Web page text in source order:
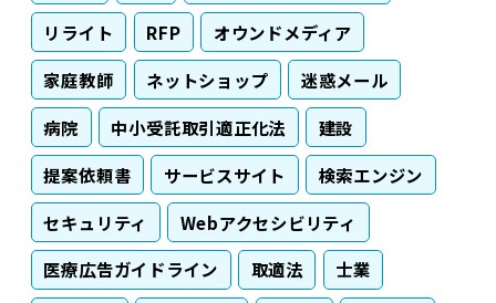
リライト
RFP
オウンドメディア
家庭教師
ネットショップ
迷惑メール
病院
中小受託取引適正化法
建設
提案依頼書
サービスサイト
検索エンジン
セキュリティ
Webアクセシビリティ
医療広告ガイドライン
取適法
士業